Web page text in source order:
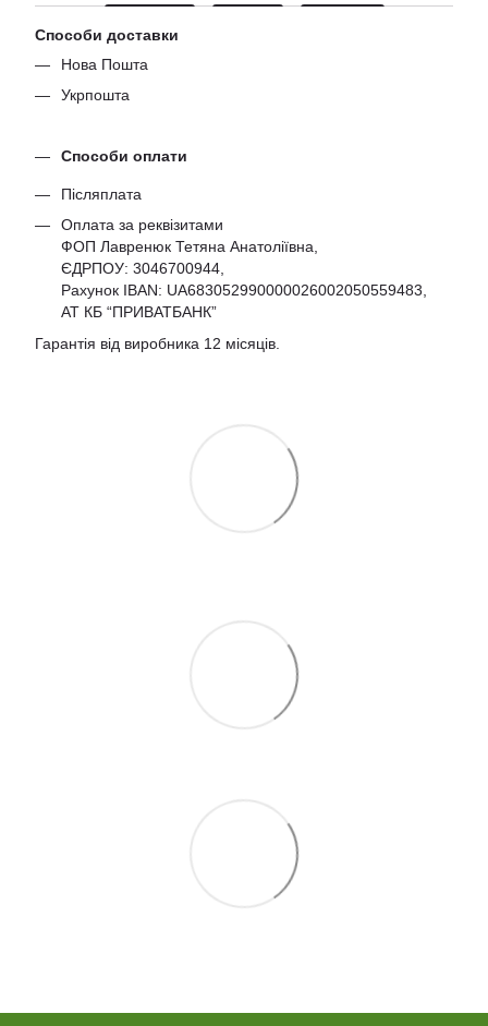
Способи доставки
Нова Пошта
Укрпошта
Способи оплати
Післяплата
Оплата за реквізитами
ФОП Лавренюк Тетяна Анатоліївна,
ЄДРПОУ: 3046700944,
Рахунок IBAN: UA683052990000026002050559483,
АТ КБ “ПРИВАТБАНК”
Гарантія від виробника 12 місяців.